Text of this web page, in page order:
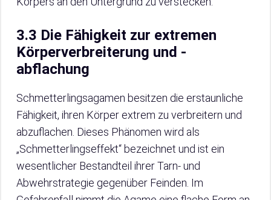
3.3 Die Fähigkeit zur extremen
Körperverbreiterung und -
abflachung
Schmetterlingsagamen besitzen die erstaunliche
Fähigkeit, ihren Körper extrem zu verbreitern und
abzuflachen. Dieses Phänomen wird als
„Schmetterlingseffekt“ bezeichnet und ist ein
wesentlicher Bestandteil ihrer Tarn- und
Abwehrstrategie gegenüber Feinden. Im